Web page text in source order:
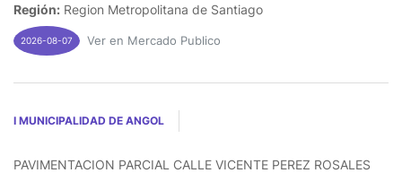
Región: Region Metropolitana de Santiago
2026-08-07 Ver en Mercado Publico
I MUNICIPALIDAD DE ANGOL
PAVIMENTACION PARCIAL CALLE VICENTE PEREZ ROSALES